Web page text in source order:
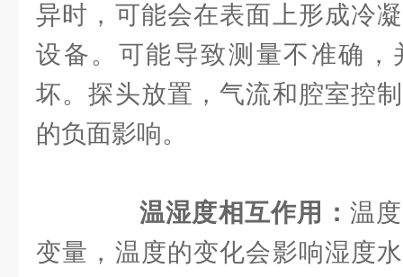
异时，可能会在表面上形成冷
设备。可能导致测量不准确，
坏。探头放置，气流和腔室控
的负面影响。
温湿度相互作用：温
变量，温度的变化会影响湿度